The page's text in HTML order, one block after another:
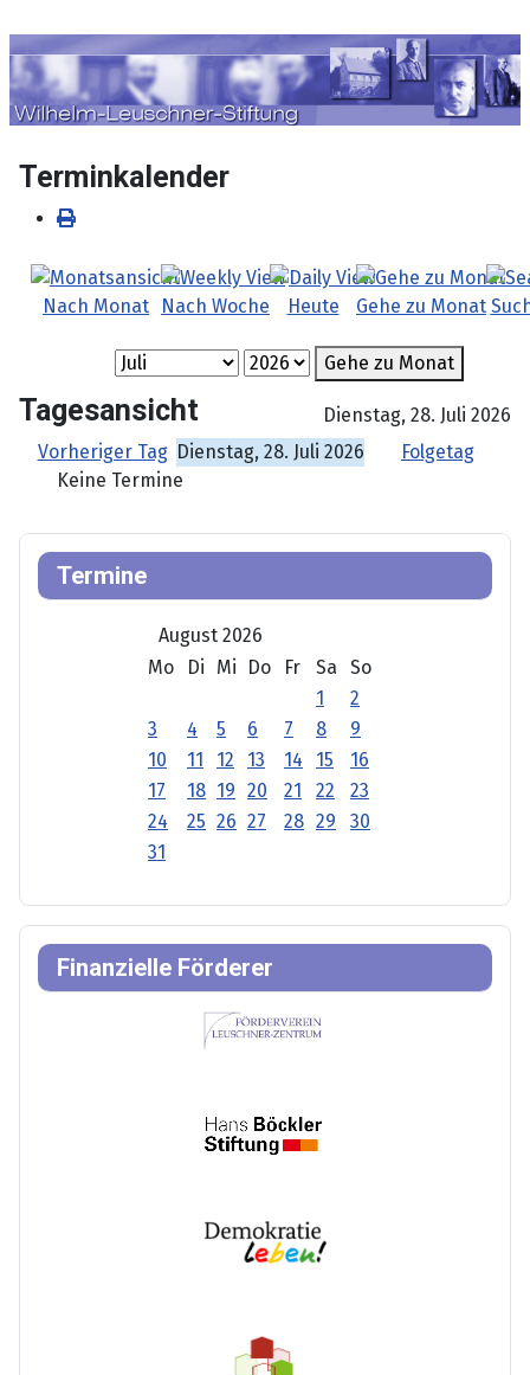
Terminkalender
Nach Monat Nach Woche Heute Gehe zu Monat
Gehe zu Monat
Tagesansicht
Dienstag, 28. Juli 2026
Vorheriger Tag Dienstag, 28. Juli 2026
Folgetag
Keine Termine
Termine
August 2026
Mo
Di Mi Do Fr Sa
So
1
2
3
4 5 6 7 8
9
10
11 12 13 14 15
16
17
18 19 20 21 22
23
24
25 26 27 28 29
30
31
Finanzielle Förderer